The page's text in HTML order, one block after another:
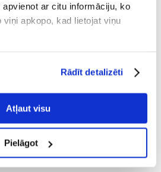
ar citu informāciju, ko
apkopo, kad lietojat viņu
Rādīt detalizēti
Atļaut visu
Pielāgot
IESAKA ŠO PRODUKTU
ATSAUKSMI
visaptveroši rūpētos par jūsu suņa mutes
ATTĪSTĪBA - RŪTU HIGIENA Laboratoire
saturoša pasta, kas pārklāta ar
Kraukšķīgā virsma palīdz atbrīvoties no
Pētersīļu sēklu un piparmētru
elpu.